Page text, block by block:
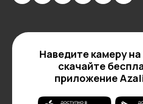
Наведите камеру на
скачайте
приложение